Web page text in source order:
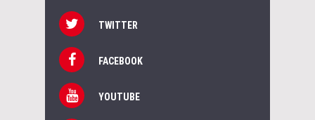
TWITTER
FACEBOOK
YOUTUBE